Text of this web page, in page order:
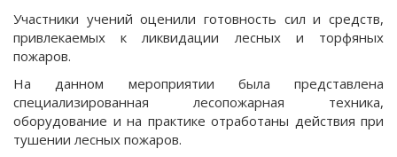
Участники учений оценили готовность сил и средств,
привлекаемых к ликвидации лесных и торфяных
пожаров.
На данном мероприятии была представлена
специализированная лесопожарная техника,
оборудование и на практике отработаны действия при
тушении лесных пожаров.